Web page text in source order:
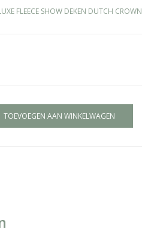
FLEECE SHOW DEKEN DUTCH CROWN
TOEVOEGEN AAN WINKELWAGEN